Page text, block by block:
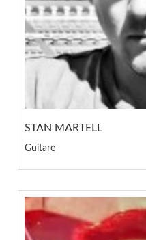
STAN MARTELL
Guitare